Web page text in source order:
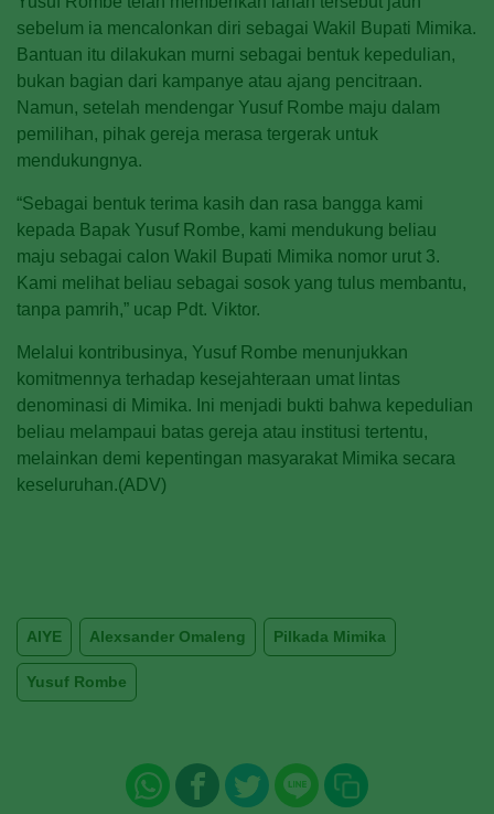
sebelum ia mencalonkan diri sebagai Wakil Bupati Mimika.
Bantuan itu dilakukan murni sebagai bentuk kepedulian,
bukan bagian dari kampanye atau ajang pencitraan.
Namun, setelah mendengar Yusuf Rombe maju dalam
pemilihan, pihak gereja merasa tergerak untuk
mendukungnya.
“Sebagai bentuk terima kasih dan rasa bangga kami
kepada Bapak Yusuf Rombe, kami mendukung beliau
maju sebagai calon Wakil Bupati Mimika nomor urut 3.
Kami melihat beliau sebagai sosok yang tulus membantu,
tanpa pamrih,” ucap Pdt. Viktor.
Melalui kontribusinya, Yusuf Rombe menunjukkan
komitmennya terhadap kesejahteraan umat lintas
denominasi di Mimika. Ini menjadi bukti bahwa kepedulian
beliau melampaui batas gereja atau institusi tertentu,
melainkan demi kepentingan masyarakat Mimika secara
keseluruhan.(ADV)
AIYE Alexsander Omaleng Pilkada Mimika
Yusuf Rombe